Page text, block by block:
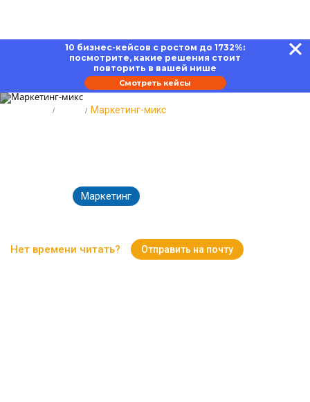
10 бизнес-кейсов с ростом до 1732%:
посмотрите, какие решения стоит
повторить в вашей нише
Смотреть кейсы
Маркетинг-микс
Маркетинг
Нет времени читать? Отправить на почту